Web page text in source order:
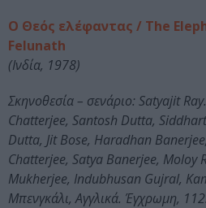
Ο Θεός ελέφαντας / The
Felunath
(Ινδία, 1978)
Σκηνοθεσία – σενάριο: Satyajit
Chatterjee, Santosh Dutta,
Dutta, Jit Bose, Haradhan
Chatterjee, Satya Banerjee, Moloy
Mukherjee, Indubhusan Gujral,
Μπενγκάλι, Αγγλικά. Έγχρωμη, 112΄.